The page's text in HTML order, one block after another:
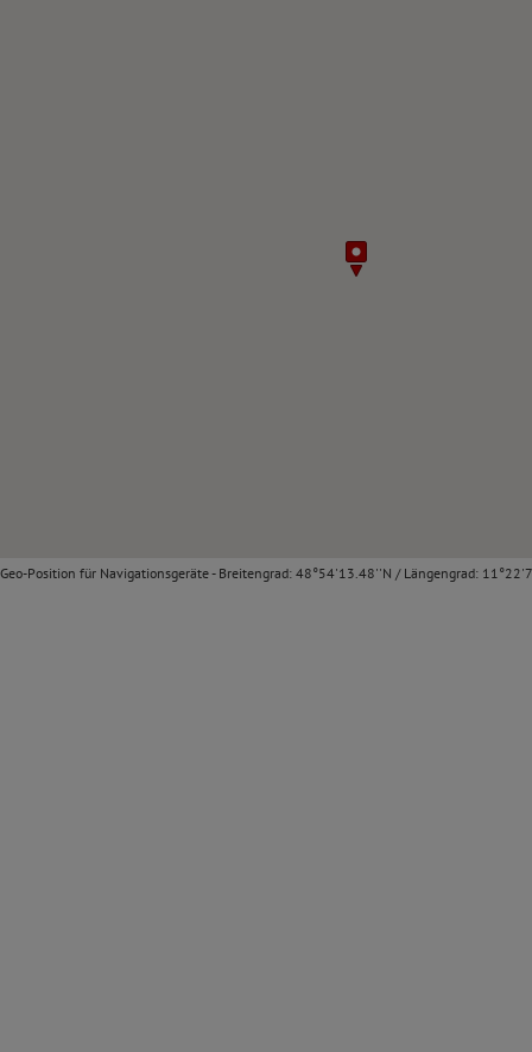
Geo-Position für Navigationsgeräte - Breitengrad: 48°54'13.48''N / Längengrad: